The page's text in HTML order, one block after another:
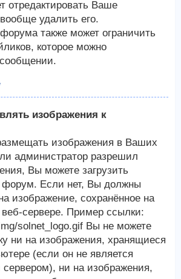
отредактировать Ваше
удалить его.
также может ограничить
которое можно
изображения к
изображения в Ваших
администратор разрешил
Вы можете загрузить
форум. Если нет, Вы должны
изображение, сохранённое на
сервере. Пример ссылки:
solnet_logo.gif Вы не можете
ни на изображения, хранящиеся
(если он не является
ни на изображения,